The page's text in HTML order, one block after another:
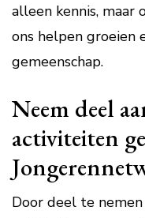
alleen kennis, maar
ons helpen groeien
gemeenschap.
Neem deel
activiteiten
Door deel te